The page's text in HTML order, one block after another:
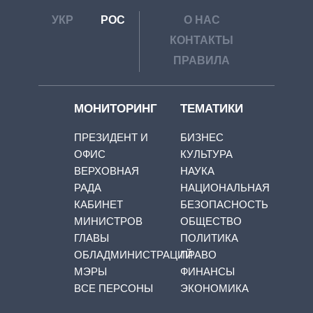
УКР РОС
О НАС
КОНТАКТЫ
ПРАВИЛА
МОНИТОРИНГ
ПРЕЗИДЕНТ И
ОФИС
ВЕРХОВНАЯ
РАДА
КАБИНЕТ
МИНИСТРОВ
ГЛАВЫ
ОБЛАДМИНИСТРАЦИЙ
МЭРЫ
ВСЕ ПЕРСОНЫ
ТЕМАТИКИ
БИЗНЕС
КУЛЬТУРА
НАУКА
НАЦИОНАЛЬНАЯ
БЕЗОПАСНОСТЬ
ОБЩЕСТВО
ПОЛИТИКА
ПРАВО
ФИНАНСЫ
ЭКОНОМИКА